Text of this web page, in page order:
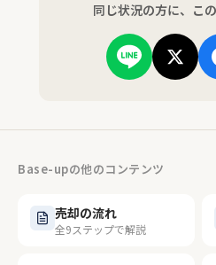
同じ状況の方に、こ
Base-upの他のコンテンツ
売却の流れ
全9ステップで解説